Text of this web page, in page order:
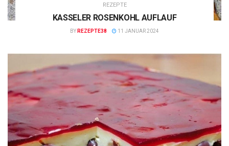
REZEPTE
KASSELER ROSENKOHL AUFLAUF
BY REZEPTE38 11 JANUAR 2024